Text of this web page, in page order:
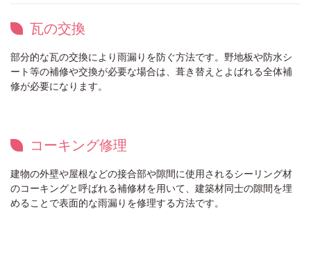
瓦の交換
部分的な瓦の交換により雨漏りを防ぐ方法です。野地板や防水シ
ート等の補修や交換が必要な場合は、葺き替えとよばれる全体補
修が必要になります。
コーキング修理
建物の外壁や屋根などの接合部や隙間に使用されるシーリング材
のコーキングと呼ばれる補修材を用いて、建築材同士の隙間を埋
めることで表面的な雨漏りを修理する方法です。